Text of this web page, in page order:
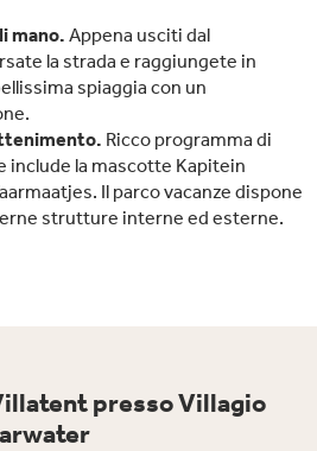
mano. Appena usciti dal
la strada e raggiungete in
spiaggia con un
Ricco programma di
la mascotte Kapitein
Il parco vacanze dispone
strutture interne ed esterne.
presso Villagio